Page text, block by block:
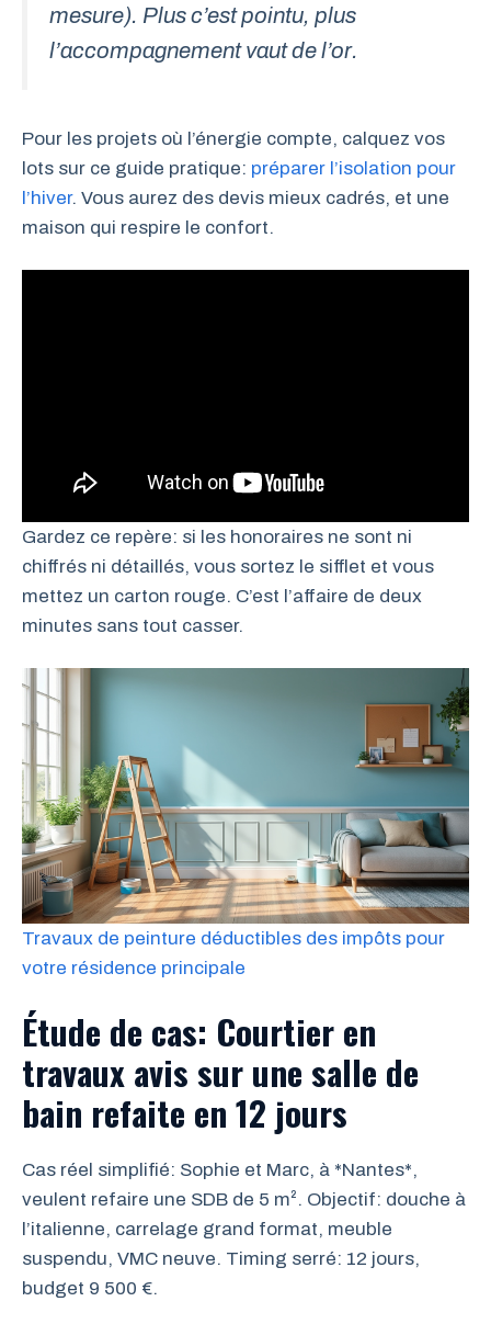
mesure). Plus c’est pointu, plus
l’accompagnement vaut de l’or.
Pour les projets où l’énergie compte, calquez vos
lots sur ce guide pratique: préparer l’isolation pour
l’hiver. Vous aurez des devis mieux cadrés, et une
maison qui respire le confort.
Gardez ce repère: si les honoraires ne sont ni
chiffrés ni détaillés, vous sortez le sifflet et vous
mettez un carton rouge. C’est l’affaire de deux
minutes sans tout casser.
Travaux de peinture déductibles des impôts pour
votre résidence principale
Étude de cas: Courtier en
travaux avis sur une salle de
bain refaite en 12 jours
Cas réel simplifié: Sophie et Marc, à *Nantes*,
veulent refaire une SDB de 5 m². Objectif: douche à
l’italienne, carrelage grand format, meuble
suspendu, VMC neuve. Timing serré: 12 jours,
budget 9 500 €.